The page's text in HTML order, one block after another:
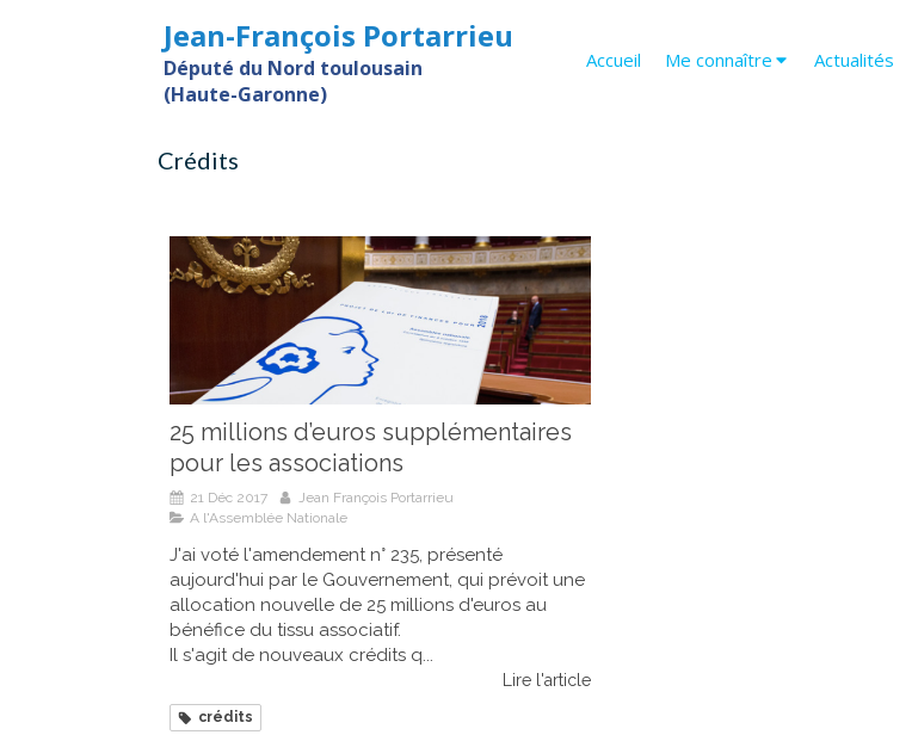
Accueil Me connaître Actualités
Jean-François Portarrieu
Député du Nord toulousain
(Haute-Garonne)
Crédits
25 millions d’euros supplémentaires
pour les associations
21 Déc 2017
Jean François Portarrieu
A l'Assemblée Nationale
J'ai voté l'amendement n° 235, présenté
aujourd'hui par le Gouvernement, qui prévoit une
allocation nouvelle de 25 millions d'euros au
bénéfice du tissu associatif.
Il s'agit de nouveaux crédits q...
Lire l'article
crédits